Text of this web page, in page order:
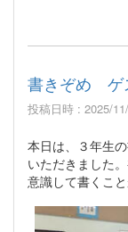
書きぞめ ゲ
投稿日時 : 2025/
本日は、３年生
いただきました
意識して書くこと